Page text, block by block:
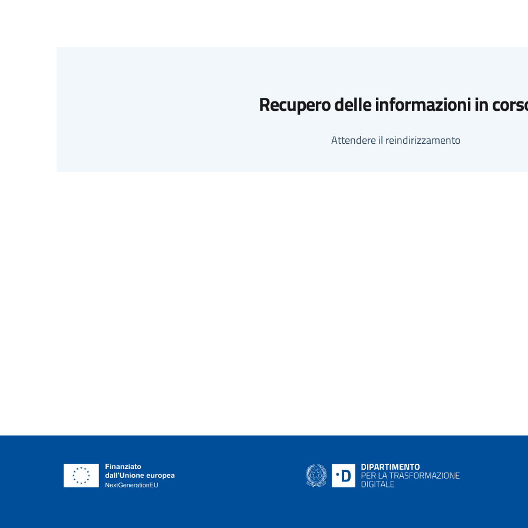
Recupero delle informazioni in
Attendere il reindirizzamento